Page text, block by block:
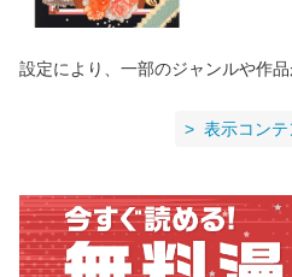
設定により、一部のジャンルや作
表示コン